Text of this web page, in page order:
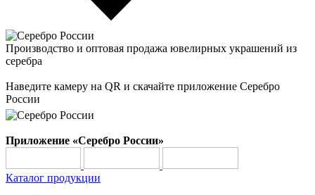
Производство и оптовая продажа ювелирных украшений из
серебра
Наведите камеру на QR и скачайте приложение Серебро
России
Приложение «Серебро России»
Каталог продукции